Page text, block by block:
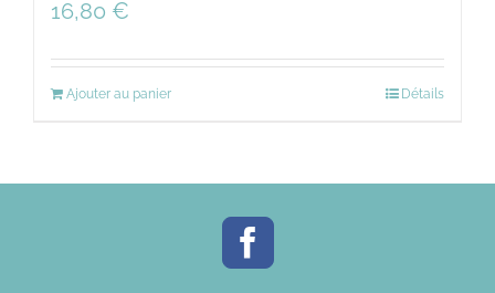
16,80 €
Ajouter au panier Détails